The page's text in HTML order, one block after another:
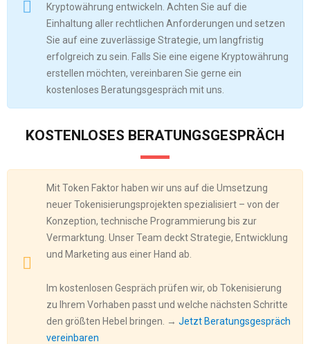
Kryptowährung entwickeln. Achten Sie auf die
Einhaltung aller rechtlichen Anforderungen und setzen
Sie auf eine zuverlässige Strategie, um langfristig
erfolgreich zu sein. Falls Sie eine eigene Kryptowährung
erstellen möchten, vereinbaren Sie gerne ein
kostenloses Beratungsgespräch mit uns.
KOSTENLOSES BERATUNGSGESPRÄCH
Mit Token Faktor haben wir uns auf die Umsetzung
neuer Tokenisierungsprojekten spezialisiert – von der
Konzeption, technische Programmierung bis zur
Vermarktung. Unser Team deckt Strategie, Entwicklung
und Marketing aus einer Hand ab.
Im kostenlosen Gespräch prüfen wir, ob Tokenisierung
zu Ihrem Vorhaben passt und welche nächsten Schritte
den größten Hebel bringen. → Jetzt Beratungsgespräch
vereinbaren